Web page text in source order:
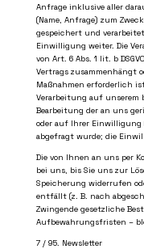
Anfrage inklusive aller
(Name, Anfrage) zum
gespeichert und
Einwilligung weiter. Die
von Art. 6 Abs. 1 lit. b
Vertrags zusammenhängt
Maßnahmen erforderlich
Verarbeitung auf unserem
Bearbeitung der an uns
oder auf Ihrer Einwilligung
abgefragt wurde; die
Die von Ihnen an uns per
bei uns, bis Sie uns zur
Speicherung widerrufen
entfällt (z. B. nach
Zwingende gesetzliche
Aufbewahrungsfristen –
7 / 95. Newsletter